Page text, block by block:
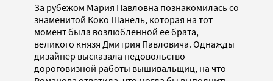
За рубежом Мария Павловна познакомилась со
знаменитой Коко Шанель, которая на тот
момент была возлюбленной ее брата,
великого князя Дмитрия Павловича. Однажды
дизайнер высказала недовольство
дороговизной работы вышивальщиц, на что